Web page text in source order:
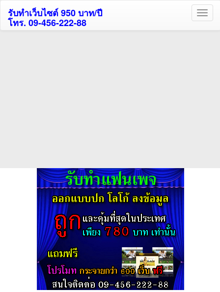
รับทำเว็บไซต์ 950 บาท/ปี
โทร. 09-456-222-88